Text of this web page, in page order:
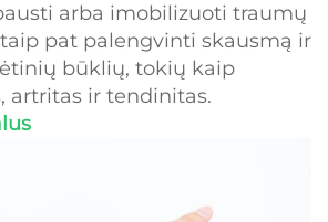
arba imobilizuoti traumų
pat palengvinti skausmą ir
būklių, tokių kaip
artritas ir tendinitas.